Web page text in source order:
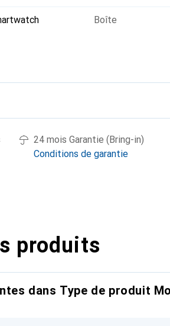
Boîte
24 mois Garantie (Bring-in)
Conditions de garantie
produits
dans Type de produit